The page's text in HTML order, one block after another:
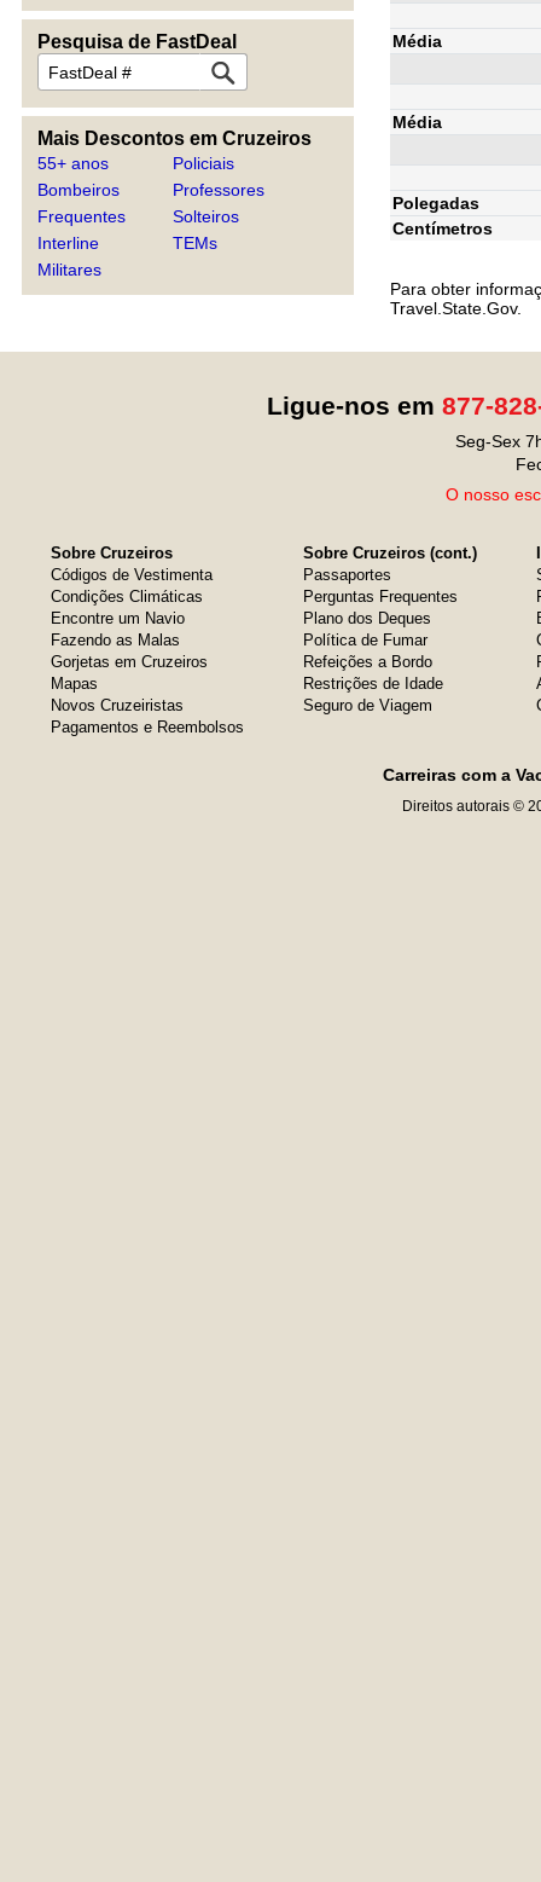
Pesquisa de FastDeal
Mais Descontos em Cruzeiros
55+ anos
Bombeiros
Frequentes
Interline
Militares
Policiais
Professores
Solteiros
TEMs
Média
Média
Polegadas
Centímetros
Para obter
Travel.State.Gov.
Ligue-nos em 877-
Seg-Sex
O nosso
Sobre Cruzeiros
Códigos de Vestimenta
Condições Climáticas
Encontre um Navio
Fazendo as Malas
Gorjetas em Cruzeiros
Mapas
Novos Cruzeiristas
Pagamentos e Reembolsos
Sobre Cruzeiros (cont.)
Passaportes
Perguntas Frequentes
Plano dos Deques
Política de Fumar
Refeições a Bordo
Restrições de Idade
Seguro de Viagem
Carreiras com a
Direitos autorais ©